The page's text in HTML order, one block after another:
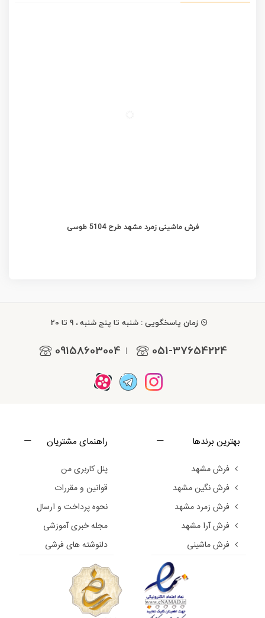
فرش ماشینی زمرد مشهد طرح 5104 طوسی
زمان پاسخگویی : شنبه تا پنج شنبه ، 9 تا 20
051-37654224
|
09158603004
بهترین برندها
فرش مشهد
فرش نگین مشهد
فرش زمرد مشهد
فرش آرا مشهد
فرش ماشینی
راهنمای مشتریان
پنل کاربری من
قوانین و مقررات
نحوه پرداخت و ارسال
مجله خبری آموزشی
دلنوشته های فرشی